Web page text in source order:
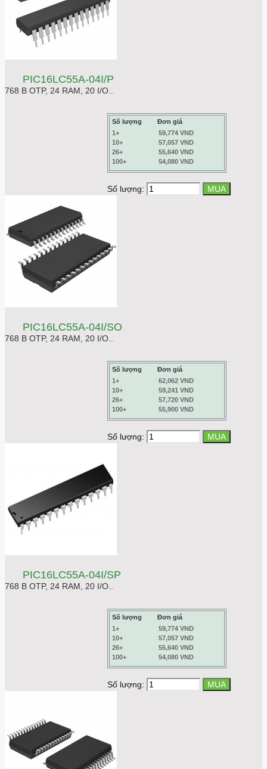
PIC16LC55A-04I/P
768 B OTP, 24 RAM, 20 I/O..
Số lượng
Đơn giá
1+
59,774 VND
10+
57,057 VND
26+
55,640 VND
100+
54,080 VND
Số lượng:
PIC16LC55A-04I/SO
768 B OTP, 24 RAM, 20 I/O..
Số lượng
Đơn giá
1+
62,062 VND
10+
59,241 VND
26+
57,720 VND
100+
55,900 VND
Số lượng:
PIC16LC55A-04I/SP
768 B OTP, 24 RAM, 20 I/O..
Số lượng
Đơn giá
1+
59,774 VND
10+
57,057 VND
26+
55,640 VND
100+
54,080 VND
Số lượng: